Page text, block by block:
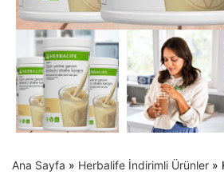
Ana Sayfa » Herbalife İndirimli Ürünler »